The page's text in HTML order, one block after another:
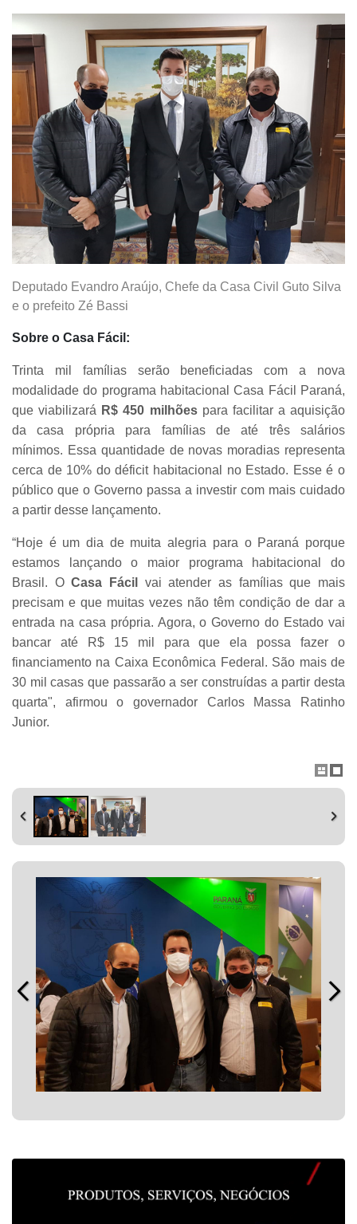
Deputado Evandro Araújo, Chefe da Casa Civil Guto Silva
e o prefeito Zé Bassi
Sobre o Casa Fácil:
Trinta mil famílias serão beneficiadas com a nova
modalidade do programa habitacional Casa Fácil Paraná,
que viabilizará R$ 450 milhõespara facilitar a aquisição
da casa própria para famílias de até três salários
mínimos. Essa quantidade de novas moradias representa
cerca de 10% do déficit habitacional no Estado. Esse é o
público que o Governo passa a investir com mais cuidado
a partir desse lançamento.
“Hoje é um dia de muita alegria para o Paraná porque
estamos lançando o maior programa habitacional do
Brasil. OCasa Fácil
vai atender as famílias que mais
precisam e que muitas vezes não têm condição de dar a
entrada na casa própria. Agora, o Governo do Estado vai
bancar até R$ 15 mil para que ela possa fazer o
financiamento na Caixa Econômica Federal. São mais de
30 mil casas que passarão a ser construídas a partir desta
quarta", afirmou o governador Carlos Massa Ratinho
Junior.